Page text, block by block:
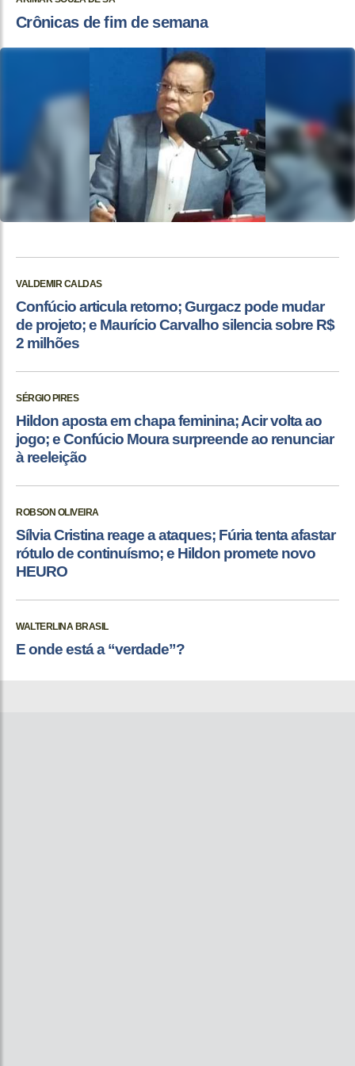
Crônicas de fim de semana
VALDEMIR CALDAS
Confúcio articula retorno; Gurgacz pode mudar
de projeto; e Maurício Carvalho silencia sobre R$
2 milhões
SÉRGIO PIRES
Hildon aposta em chapa feminina; Acir volta ao
jogo; e Confúcio Moura surpreende ao renunciar
à reeleição
ROBSON OLIVEIRA
Sílvia Cristina reage a ataques; Fúria tenta afastar
rótulo de continuísmo; e Hildon promete novo
HEURO
WALTERLINA BRASIL
E onde está a “verdade”?